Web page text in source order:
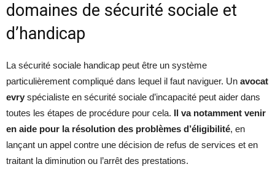
domaines de sécurité sociale et
d’handicap
La sécurité sociale handicap peut être un système
particulièrement compliqué dans lequel il faut naviguer. Un avocat
evry spécialiste en sécurité sociale d’incapacité peut aider dans
toutes les étapes de procédure pour cela. Il va notamment venir
en aide pour la résolution des problèmes d’éligibilité, en
lançant un appel contre une décision de refus de services et en
traitant la diminution ou l’arrêt des prestations.